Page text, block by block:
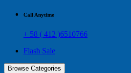
Call Anytime
+ 58 ( 412 )6510766
Flash Sale
Browse Categories